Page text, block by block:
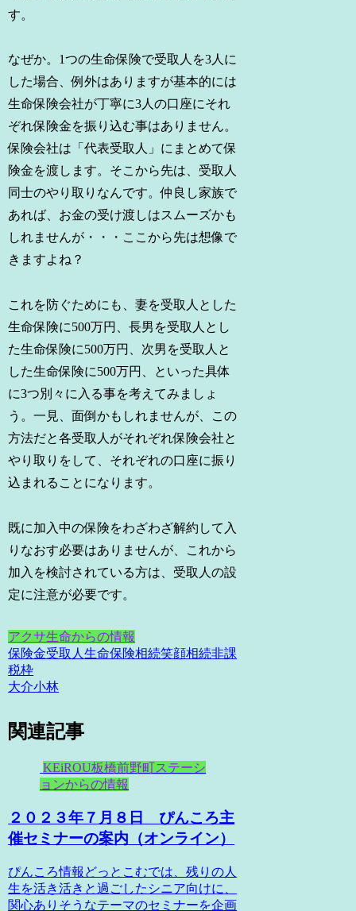
す。
なぜか。1つの生命保険で受取人を3人に
した場合、例外はありますが基本的には
生命保険会社が丁寧に3人の口座にそれ
ぞれ保険金を振り込む事はありません。
保険会社は「代表受取人」にまとめて保
険金を渡します。そこから先は、受取人
同士のやり取りなんです。仲良し家族で
あれば、お金の受け渡しはスムーズかも
しれませんが・・・ここから先は想像で
きますよね？
これを防ぐためにも、妻を受取人とした
生命保険に500万円、長男を受取人とし
た生命保険に500万円、次男を受取人と
した生命保険に500万円、といった具体
に3つ別々に入る事を考えてみましょ
う。一見、面倒かもしれませんが、この
方法だと各受取人がそれぞれ保険会社と
やり取りをして、それぞれの口座に振り
込まれることになります。
既に加入中の保険をわざわざ解約して入
りなおす必要はありませんが、これから
加入を検討されている方は、受取人の設
定に注意が必要です。
アクサ生命からの情報
保険金受取人生命保険相続笑顔相続非課
税枠
大介小林
関連記事
KEiROU板橋前野町ステーシ
ョンからの情報
２０２３年７月８日 ぴんころ主
催セミナーの案内（オンライン）
ぴんころ情報どっとこむでは、残りの人
生を活き活きと過ごしたシニア向けに、
関心ありそうなテーマのセミナーを企画